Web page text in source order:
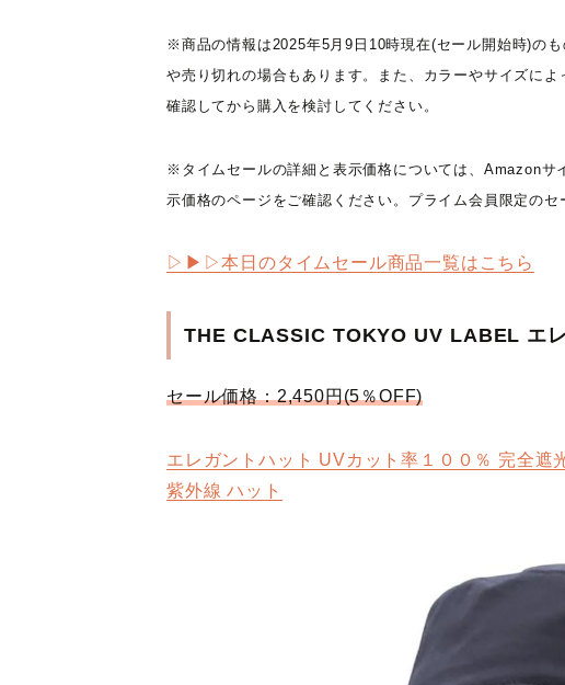
※商品の情報は2025年5月9日10時現在(セール開始時)の
や売り切れの場合もあります。また、カラーやサイズに
確認してから購入を検討してください。
※タイムセールの詳細と表示価格については、Amazonサ
示価格のページをご確認ください。プライム会員限定のセ
▷▶︎▷本日のタイムセール商品一覧はこちら
THE CLASSIC TOKYO UV LABEL エ
セール価格：2,450円(5％OFF)
エレガントハット UVカット率１００％ 完全遮
紫外線 ハット